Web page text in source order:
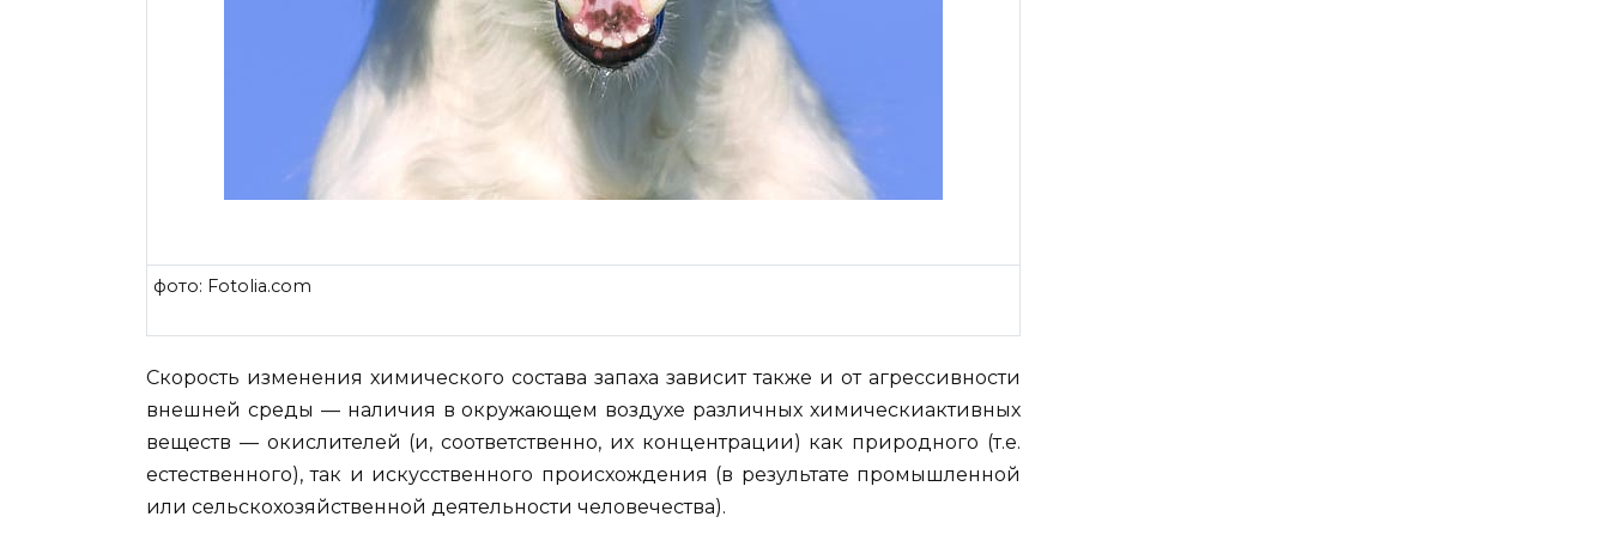
фото: Fotolia.com
Скорость изменения химического состава запаха зависит также и от агрессивности
внешней среды — наличия в окружающем воздухе различных химическиактивных
веществ — окислителей (и, соответственно, их концентрации) как природного (т.е.
естественного), так и искусственного происхождения (в результате промышленной
или сельскохозяйственной деятельности человечества).